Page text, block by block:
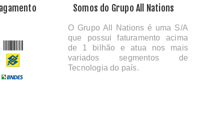
Somos do Grupo All Nations
O Grupo All Nations é uma S/A
que possui faturamento acima
de 1 bilhão e atua nos mais
variados segmentos de
Tecnologia do país.